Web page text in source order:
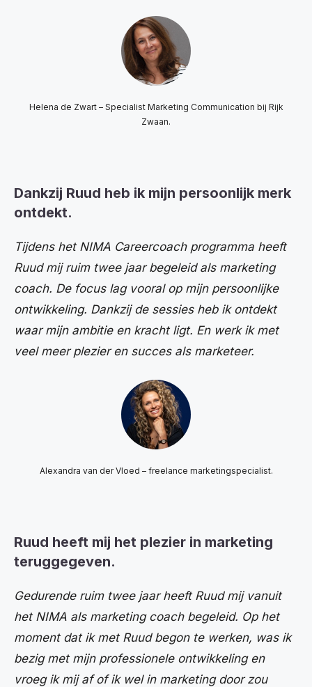
Helena de Zwart – Specialist Marketing Communication bij Rijk
Zwaan.
Dankzij Ruud heb ik mijn persoonlijk merk
ontdekt.
Tijdens het NIMA Careercoach programma heeft
Ruud mij ruim twee jaar begeleid als marketing
coach. De focus lag vooral op mijn persoonlijke
ontwikkeling. Dankzij de sessies heb ik ontdekt
waar mijn ambitie en kracht ligt. En werk ik met
veel meer plezier en succes als marketeer.
Alexandra van der Vloed – freelance marketingspecialist.
Ruud heeft mij het plezier in marketing
teruggegeven.
Gedurende ruim twee jaar heeft Ruud mij vanuit
het NIMA als marketing coach begeleid. Op het
moment dat ik met Ruud begon te werken, was ik
bezig met mijn professionele ontwikkeling en
vroeg ik mij af of ik wel in marketing door zou